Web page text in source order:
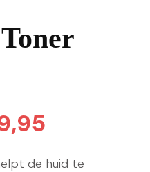
prijs
de huid te